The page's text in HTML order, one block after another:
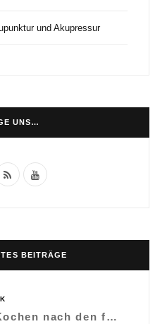
und Akupressur
UNS…
R Y
u
e
BEITRÄGE
Das Kochen nach den fünf Elementen